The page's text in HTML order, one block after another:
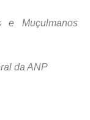
e Muçulmanos
da ANP